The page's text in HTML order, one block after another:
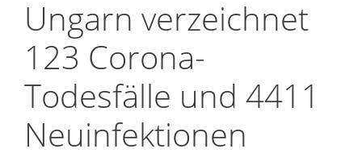
Ungarn verzeichnet
123 Corona-
Todesfälle und 4411
Neuinfektionen